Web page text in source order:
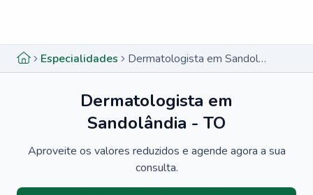
Especialidades Dermatologista em Sandolândia - TO
Dermatologista em
Sandolândia - TO
Aproveite os valores reduzidos e agende agora a sua
consulta.